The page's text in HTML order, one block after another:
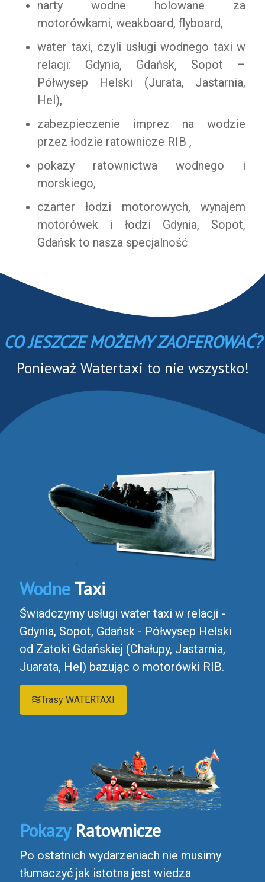
narty wodne holowane za
motorówkami, weakboard, flyboard,
water taxi, czyli usługi wodnego taxi w
relacji: Gdynia, Gdańsk, Sopot –
Półwysep Helski (Jurata, Jastarnia,
Hel),
zabezpieczenie imprez na wodzie
przez łodzie ratownicze RIB ,
pokazy ratownictwa wodnego i
morskiego,
czarter łodzi motorowych, wynajem
motorówek i łodzi Gdynia, Sopot,
Gdańsk to nasza specjalność
CO JESZCZE MOŻEMY ZAOFEROWAĆ?
Ponieważ Watertaxi to nie wszystko!
Wodne Taxi
Świadczymy usługi water taxi w relacji -
Gdynia, Sopot, Gdańsk - Półwysep Helski
od Zatoki Gdańskiej (Chałupy, Jastarnia,
Juarata, Hel) bazując o motorówki RIB.
Trasy WATERTAXI
PokazyRatownicze
Po ostatnich wydarzeniach nie musimy
tłumaczyć jak istotna jest wiedza